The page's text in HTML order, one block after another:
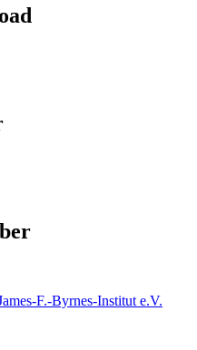
F.-Byrnes-Institut e.V.